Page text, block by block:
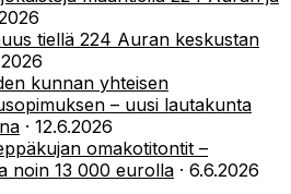
tiellä 224 Auran keskustan
kunnan yhteisen
– uusi lautakunta
· 12.6.2026
omakotitontit –
noin 13 000 eurolla · 6.6.2026